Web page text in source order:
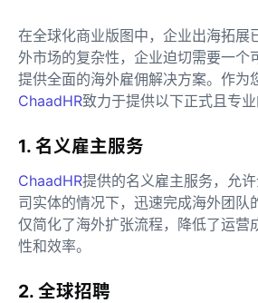
在全球化商业版图中，企业出海拓展
外市场的复杂性，企业迫切需要一个
提供全面的海外雇佣解决方案。作为
ChaadHR致力于提供以下正式且专业
1. 名义雇主服务
ChaadHR提供的名义雇主服务，允
司实体的情况下，迅速完成海外团队
仅简化了海外扩张流程，降低了运营
性和效率。
2. 全球招聘